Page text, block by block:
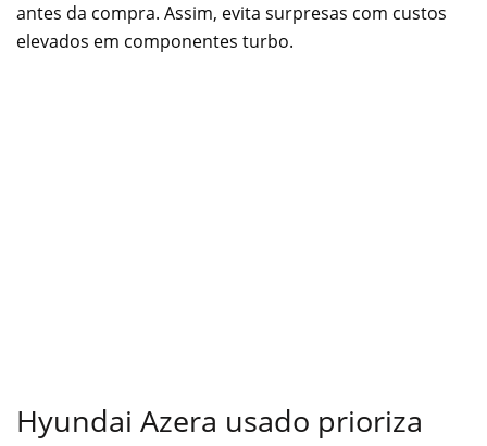
antes da compra. Assim, evita surpresas com custos
elevados em componentes turbo.
Hyundai Azera usado prioriza